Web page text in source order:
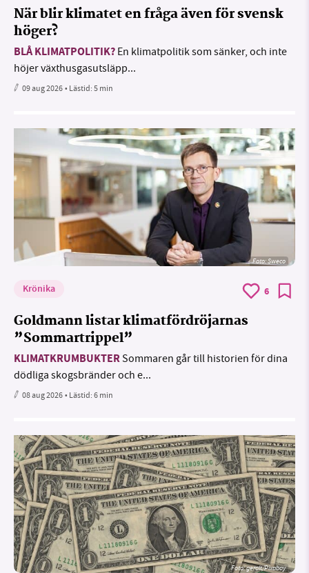
När blir klimatet en fråga även för svensk
höger?
BLÅ KLIMATPOLITIK? En klimatpolitik som sänker, och inte
höjer växthusgasutsläpp...
09 aug 2026• Lästid:5 min
Foto: Sweco
Krönika 6
Goldmann listar klimatfördröjarnas
”Sommartrippel”
KLIMATKRUMBUKTERSommaren går till historien för dina
dödliga skogsbränder och e...
08 aug 2026• Lästid:6 min
Foto:geralt/Pixabay